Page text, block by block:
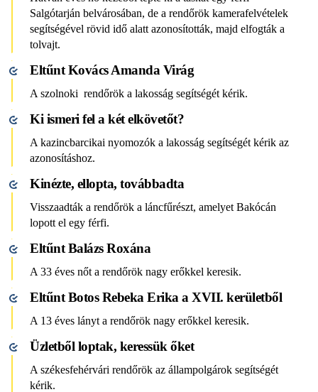
Salgótarján belvárosában, de a rendőrök kamerafelvételek
segítségével rövid idő alatt azonosították, majd elfogták a
tolvajt.
Eltűnt Kovács Amanda Virág
A szolnoki rendőrök a lakosság segítségét kérik.
Ki ismeri fel a két elkövetőt?
A kazincbarcikai nyomozók a lakosság segítségét kérik az
azonosításhoz.
Kinézte, ellopta, továbbadta
Visszaadták a rendőrök a láncfűrészt, amelyet Bakócán
lopott el egy férfi.
Eltűnt Balázs Roxána
A 33 éves nőt a rendőrök nagy erőkkel keresik.
Eltűnt Botos Rebeka Erika a XVII. kerületből
A 13 éves lányt a rendőrök nagy erőkkel keresik.
Üzletből loptak, keressük őket
A székesfehérvári rendőrök az állampolgárok segítségét
kérik.